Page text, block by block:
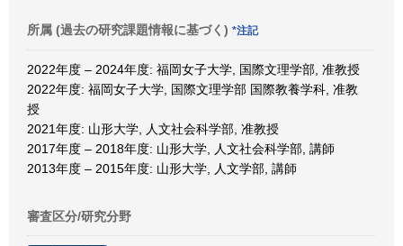
所属 (過去の研究課題情報に基づく) *注記
2022年度 – 2024年度: 福岡女子大学, 国際文理学部, 准教授
2022年度: 福岡女子大学, 国際文理学部 国際教養学科, 准教
授
2021年度: 山形大学, 人文社会科学部, 准教授
2017年度 – 2018年度: 山形大学, 人文社会科学部, 講師
2013年度 – 2015年度: 山形大学, 人文学部, 講師
審査区分/研究分野